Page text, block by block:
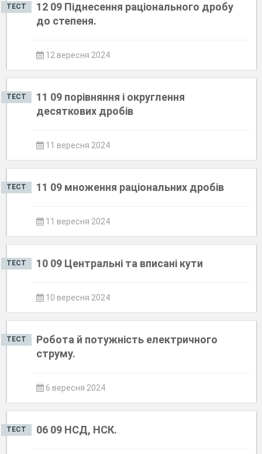
ТЕСТ
12 09 Піднесення раціонального дробу
до степеня.
12 вересня 2024
ТЕСТ
11 09 порівняння і округлення
десяткових дробів
11 вересня 2024
ТЕСТ 11 09 множення раціональних дробів
11 вересня 2024
ТЕСТ 10 09 Центральні та вписані кути
10 вересня 2024
ТЕСТ
Робота й потужність електричного
струму.
6 вересня 2024
ТЕСТ 06 09 НСД, НСК.